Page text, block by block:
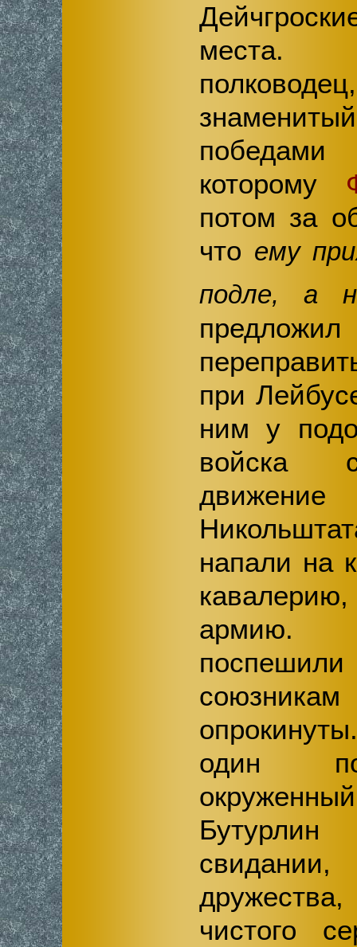
места.
победами
которому
потом за
что ему
подле, а
при
ним у
войска
движение
напали на
армию.
один
свидании,
чистого